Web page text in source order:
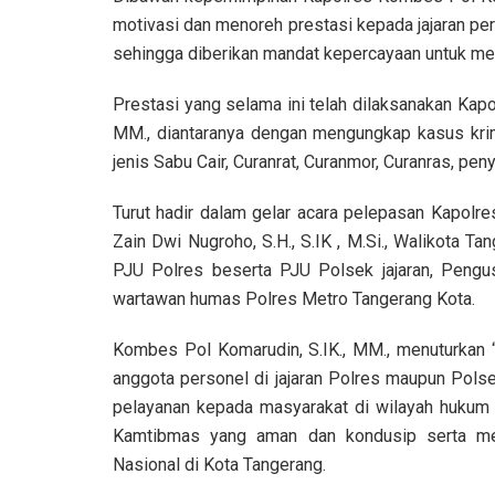
motivasi dan menoreh prestasi kepada jajaran
sehingga diberikan mandat kepercayaan untuk
Prestasi yang selama ini telah dilaksanakan
MM., diantaranya dengan mengungkap kasus
jenis Sabu Cair, Curanrat, Curanmor, Curanras,
Turut hadir dalam gelar acara pelepasan
Zain Dwi Nugroho, S.H., S.IK , M.Si., Walikota
PJU Polres beserta PJU Polsek jajaran,
wartawan humas Polres Metro Tangerang Kota.
Kombes Pol Komarudin, S.IK., MM.,
anggota personel di jajaran Polres maupun
pelayanan kepada masyarakat di wilayah
Kamtibmas yang aman dan kondusip serta
Nasional di Kota Tangerang.